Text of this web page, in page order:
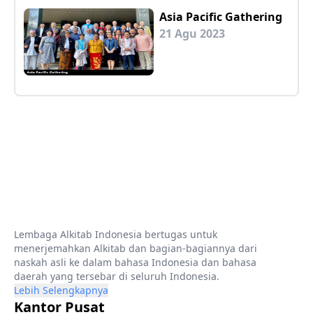
Asia Pacific Gathering
21 Agu 2023
Lembaga Alkitab Indonesia bertugas untuk
menerjemahkan Alkitab dan bagian-bagiannya dari
naskah asli ke dalam bahasa Indonesia dan bahasa
daerah yang tersebar di seluruh Indonesia.
Lebih Selengkapnya
Kantor Pusat